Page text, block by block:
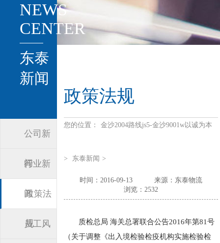
NEWS
CENTER
东泰
新闻
公司新
闻
行业新
闻
政策法
规
员工风
政策法规
您的位置： 金沙2004路线js5-金沙9001w以诚为本
> 东泰新闻 >
时间：2016-09-13
来源：东泰物流
浏览：2532
质检总局 海关总署联合公告2016年第81号
（关于调整《出入境检验检疫机构实施检验检